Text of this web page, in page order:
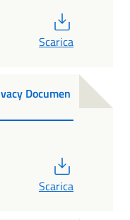
Scarica
Documen
Scarica